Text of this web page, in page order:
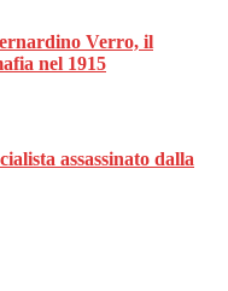
Verro, il
nel 1915
assassinato dalla